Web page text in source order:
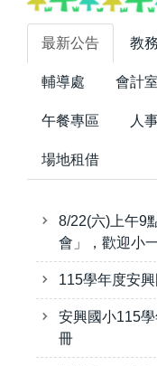
最新公告 教
輔導處 會計室
午餐專區 人
場地租借
8/22(六)上午9
會」，歡迎小
115學年度安
安興國小115
冊